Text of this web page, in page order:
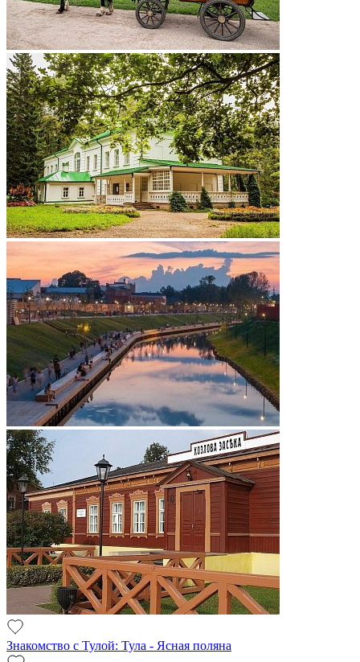
Знакомство с Тулой: Тула - Ясная поляна